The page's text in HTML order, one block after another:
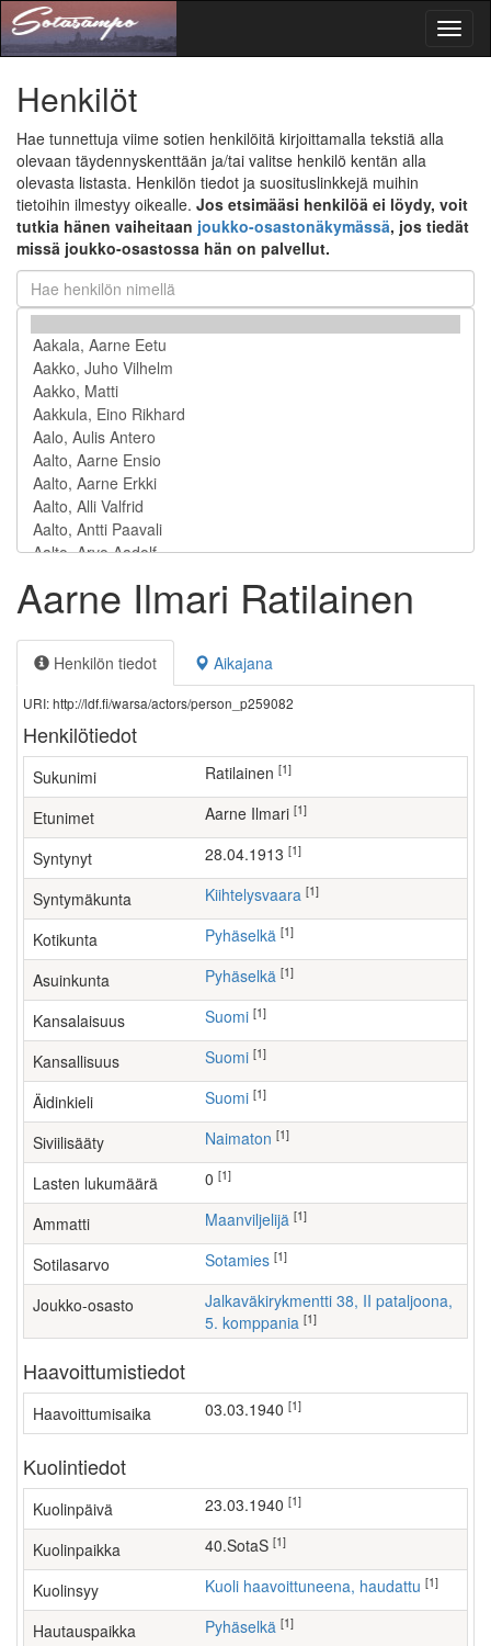
Henkilöt
Hae tunnettuja viime sotien henkilöitä kirjoittamalla tekstiä alla
olevaan täydennyskenttään ja/tai valitse henkilö kentän alla
olevasta listasta. Henkilön tiedot ja suosituslinkkejä muihin
tietoihin ilmestyy oikealle. Jos etsimääsi henkilöä ei löydy, voit
tutkia hänen vaiheitaan joukko-osastonäkymässä, jos tiedät
missä joukko-osastossa hän on palvellut.
Aarne Ilmari Ratilainen
Henkilön tiedot Aikajana
URI: http://ldf.fi/warsa/actors/person_p259082
Henkilötiedot
Sukunimi Ratilainen [1]
Etunimet Aarne Ilmari [1]
Syntynyt 28.04.1913 [1]
Syntymäkunta Kiihtelysvaara [1]
Kotikunta Pyhäselkä [1]
Asuinkunta Pyhäselkä [1]
Kansalaisuus Suomi [1]
Kansallisuus Suomi [1]
Äidinkieli Suomi [1]
Siviilisääty Naimaton [1]
Lasten lukumäärä [1]
Ammatti maanviljelijä [1]
Sotilasarvo Sotamies [1]
Joukko-osasto
Jalkaväkirykmentti 38, II pataljoona,
5. komppania [1]
Haavoittumistiedot
Haavoittumisaika 03.03.1940 [1]
Kuolintiedot
Kuolinpäivä 23.03.1940 [1]
Kuolinpaikka 40.SotaS [1]
Kuolinsyy Kuoli haavoittuneena, haudattu [1]
Hautauspaikka Pyhäselkä [1]